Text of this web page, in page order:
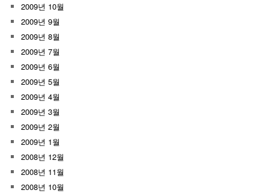
2009년 10월
2009년 9월
2009년 8월
2009년 7월
2009년 6월
2009년 5월
2009년 4월
2009년 3월
2009년 2월
2009년 1월
2008년 12월
2008년 11월
2008년 10월